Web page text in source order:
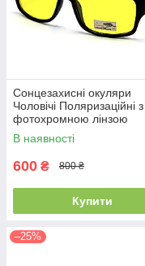
Сонцезахисні окуляри
Чоловічі Поляризаційні з
фотохромною лінзою
Polarized жовтий (298)
В наявності
600 ₴ 800 ₴
Купити
–25%